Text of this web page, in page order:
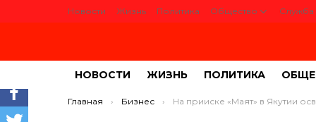
Новости Жизнь Политика Общество Служба
НОВОСТИ ЖИЗНЬ ПОЛИТИКА
Вы здесь:
Главная Бизнес На прииске «Маят» в Якутии освоили технологии рекультивации земель и утилизации